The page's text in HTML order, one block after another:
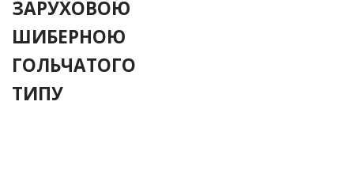
ЗАРУХОВОЮ
ШИБЕРНОЮ
ГОЛЬЧАТОГО
ТИПУ